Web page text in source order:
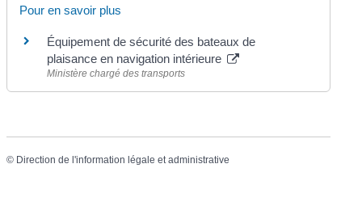
Pour en savoir plus
Équipement de sécurité des bateaux de
plaisance en navigation intérieure
Ministère chargé des transports
© Direction de l'information légale et administrative